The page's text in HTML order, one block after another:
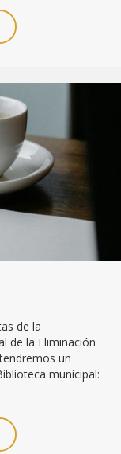
de la
de la Eliminación
un
municipal: